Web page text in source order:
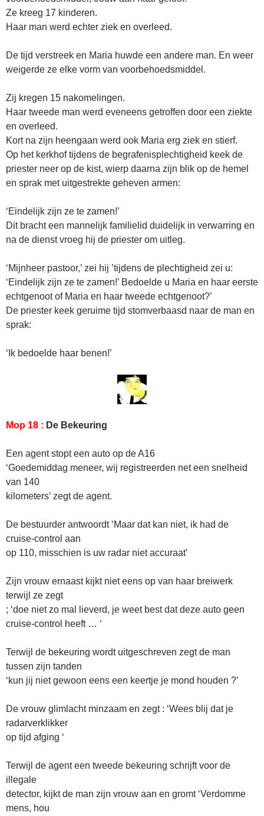
Ze kreeg 17 kinderen.
Haar man werd echter ziek en overleed.
De tijd verstreek en Maria huwde een andere man. En weer
weigerde ze elke vorm van voorbehoedsmiddel.
Zij kregen 15 nakomelingen.
Haar tweede man werd eveneens getroffen door een ziekte
en overleed.
Kort na zijn heengaan werd ook Maria erg ziek en stierf.
Op het kerkhof tijdens de begrafenisplechtigheid keek de
priester neer op de kist, wierp daarna zijn blik op de hemel
en sprak met uitgestrekte geheven armen:
‘Eindelijk zijn ze te zamen!’
Dit bracht een mannelijk familielid duidelijk in verwarring en
na de dienst vroeg hij de priester om uitleg.
‘Mijnheer pastoor,’ zei hij ’tijdens de plechtigheid zei u:
‘Eindelijk zijn ze te zamen!’ Bedoelde u Maria en haar eerste
echtgenoot of Maria en haar tweede echtgenoot?’
De priester keek geruime tijd stomverbaasd naar de man en
sprak:
‘Ik bedoelde haar benen!’
Mop 18 : De Bekeuring
Een agent stopt een auto op de A16
‘Goedemiddag meneer, wij registreerden net een snelheid
van 140
kilometers’ zegt de agent.
De bestuurder antwoordt ‘Maar dat kan niet, ik had de
cruise-control aan
op 110, misschien is uw radar niet accuraat’
Zijn vrouw ernaast kijkt niet eens op van haar breiwerk
terwijl ze zegt
; ‘doe niet zo mal lieverd, je weet best dat deze auto geen
cruise-control heeft … ‘
Terwijl de bekeuring wordt uitgeschreven zegt de man
tussen zijn tanden
‘kun jij niet gewoon eens een keertje je mond houden ?’
De vrouw glimlacht minzaam en zegt : ‘Wees blij dat je
radarverklikker
op tijd afging ‘
Terwijl de agent een tweede bekeuring schrijft voor de
illegale
detector, kijkt de man zijn vrouw aan en gromt ‘Verdomme
mens, hou